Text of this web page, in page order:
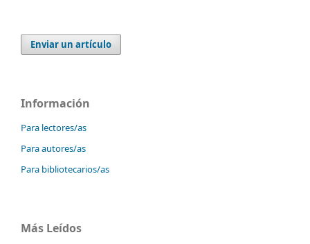
Enviar un artículo
Información
Para lectores/as
Para autores/as
Para bibliotecarios/as
Más Leídos